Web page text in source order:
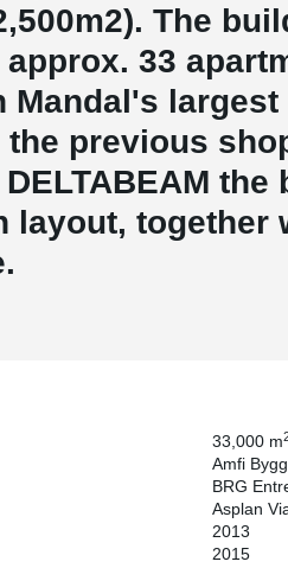
The
33
Mandal's
the previous
layout, together
33,000 m
Amfi
BRG
Asplan
2013
2015